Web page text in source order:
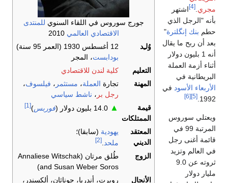
جورج سوروس في اللقاء السنوي للمنتدى
الاقتصادي العالمي 2010
وُلـِد
12 أغسطس 1930
(العمر 95 سنة)
بودابست، المجر
التعليم
كلية لندن للاقتصادي
المهنة
تجارة العملة، مستثمر ، فيلسوف،
رجل بر ، ناشط سياسي
قيمة
الممتلكات
▲ فوربس)
[1]
المعتقد
الديني
يهودية (سابقا)؛
ملحد [2]
الزوج
طُلق مرتان (Annaliese Witschak
and Susan Weber Soros)
الأنجال
روبرت، أندريا، جوناثان، ألكسندر،
مجري [4]
اشتهر
بأنه "الرجل الذي
حطم بنك إنگلترة"
بعد أن ربح ما يقال
أنه 1 بليون دولار
أثناء أزمة العملة
البريطانية في
الأربعاء الأسود في
1992.
[5]
[6]
ويعتلي سوروس
المرتبة 99 في
قائمة أغنى رجل
في العالم وتزيد
ثروته عن 9.0
مليار دولار